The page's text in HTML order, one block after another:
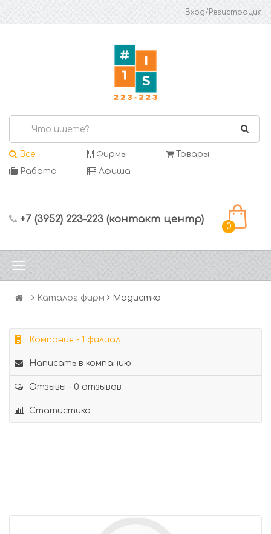
Вход/Регистрация
Все Фирмы
Товары
Работа
Афиша
+7 (3952) 223-223 (контакт центр)
0
Каталог фирм Модистка
Компания - 1 филиал
Написать в компанию
Отзывы - 0 отзывов
Статистика